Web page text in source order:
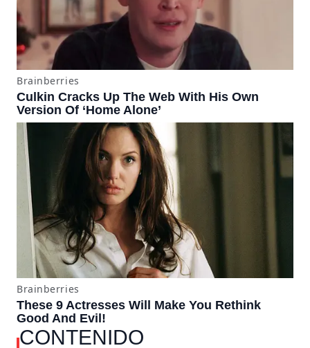
CONTENIDO